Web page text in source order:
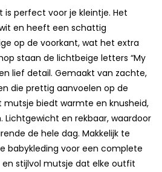
is perfect voor je kleintje. Het
en heeft een schattig
op de voorkant, wat het extra
staan de lichtbeige letters “My
lief detail. Gemaakt van zachte,
die prettig aanvoelen op de
mutsje biedt warmte en knusheid,
Lichtgewicht en rekbaar, waardoor
de hele dag. Makkelijk te
babykleding voor een complete
en stijlvol mutsje dat elke outfit